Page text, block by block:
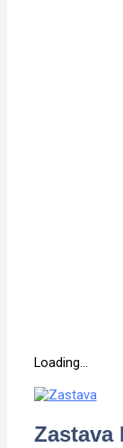
Loading...
Zastava